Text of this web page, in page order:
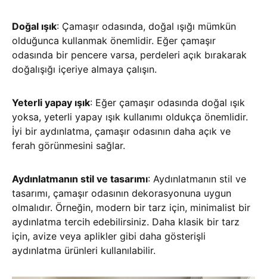
Doğal ışık: Çamaşır odasında, doğal ışığı mümkün
olduğunca kullanmak önemlidir. Eğer çamaşır
odasında bir pencere varsa, perdeleri açık bırakarak
doğalışığı içeriye almaya çalışın.
Yeterli yapay ışık: Eğer çamaşır odasında doğal ışık
yoksa, yeterli yapay ışık kullanımı oldukça önemlidir.
İyi bir aydınlatma, çamaşır odasının daha açık ve
ferah görünmesini sağlar.
Aydınlatmanın stil ve tasarımı: Aydınlatmanın stil ve
tasarımı, çamaşır odasının dekorasyonuna uygun
olmalıdır. Örneğin, modern bir tarz için, minimalist bir
aydınlatma tercih edebilirsiniz. Daha klasik bir tarz
için, avize veya aplikler gibi daha gösterişli
aydınlatma ürünleri kullanılabilir.